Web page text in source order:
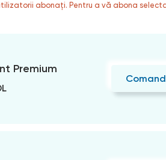
abonați. Pentru a vă abona
Premium